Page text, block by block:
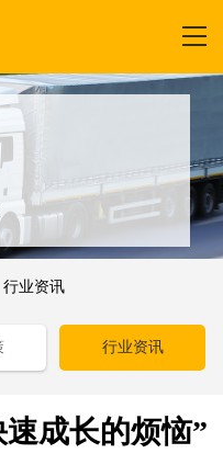
行业资讯
行业资讯
成长的烦恼”